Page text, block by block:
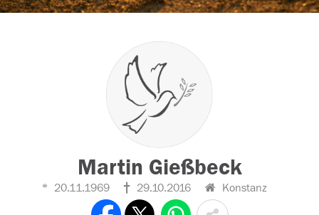
Martin Gießbeck
20.11.1969 29.10.2016 Konstanz